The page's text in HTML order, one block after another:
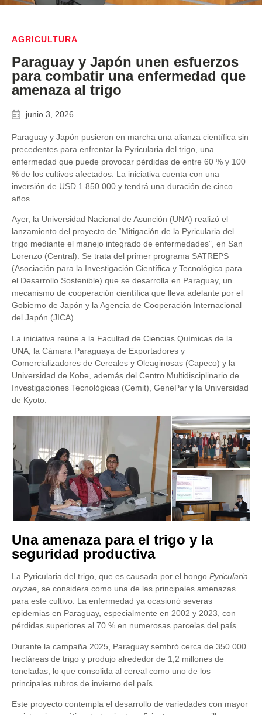
AGRICULTURA
Paraguay y Japón unen esfuerzos
para combatir una enfermedad que
amenaza al trigo
junio 3, 2026
Paraguay y Japón pusieron en marcha una alianza científica sin
precedentes para enfrentar la Pyricularia del trigo, una
enfermedad que puede provocar pérdidas de entre 60 % y 100
% de los cultivos afectados. La iniciativa cuenta con una
inversión de USD 1.850.000 y tendrá una duración de cinco
años.
Ayer, la Universidad Nacional de Asunción (UNA) realizó el
lanzamiento del proyecto de “Mitigación de la Pyricularia del
trigo mediante el manejo integrado de enfermedades”, en San
Lorenzo (Central). Se trata del primer programa SATREPS
(Asociación para la Investigación Científica y Tecnológica para
el Desarrollo Sostenible) que se desarrolla en Paraguay, un
mecanismo de cooperación científica que lleva adelante por el
Gobierno de Japón y la Agencia de Cooperación Internacional
del Japón (JICA).
La iniciativa reúne a la Facultad de Ciencias Químicas de la
UNA, la Cámara Paraguaya de Exportadores y
Comercializadores de Cereales y Oleaginosas (Capeco) y la
Universidad de Kobe, además del Centro Multidisciplinario de
Investigaciones Tecnológicas (Cemit), GenePar y la Universidad
de Kyoto.
Una amenaza para el trigo y la
seguridad productiva
La Pyricularia del trigo, que es causada por el hongo Pyricularia
oryzae , se considera como una de las principales amenazas
para este cultivo. La enfermedad ya ocasionó severas
epidemias en Paraguay, especialmente en 2002 y 2023, con
pérdidas superiores al 70 % en numerosas parcelas del país.
Durante la campaña 2025, Paraguay sembró cerca de 350.000
hectáreas de trigo y produjo alrededor de 1,2 millones de
toneladas, lo que consolida al cereal como uno de los
principales rubros de invierno del país.
Este proyecto contempla el desarrollo de variedades con mayor